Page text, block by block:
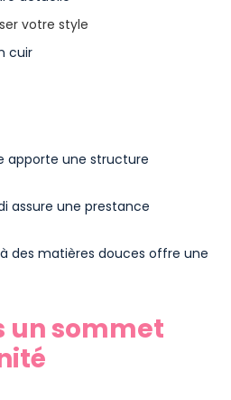
votre style
cuir
apporte une structure
assure une prestance
des matières douces offre une
un sommet